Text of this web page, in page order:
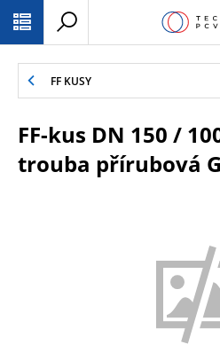
FF KUSY
FF-kus DN 150 /
trouba přírubová